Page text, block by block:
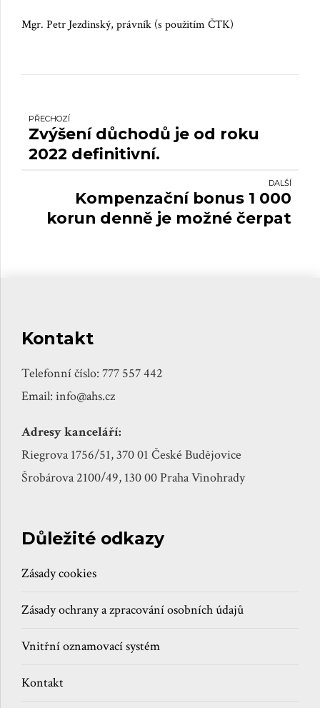
Mgr. Petr Jezdinský, právník (s použitím ČTK)
PŘECHOZÍ
Zvýšení důchodů je od roku
2022 definitivní.
DALŠÍ
Kompenzační bonus 1 000
korun denně je možné čerpat
Kontakt
Telefonní číslo: 777 557 442
Email: info@ahs.cz
Adresy kanceláří:
Riegrova 1756/51, 370 01 České Budějovice
Šrobárova 2100/49, 130 00 Praha Vinohrady
Důležité odkazy
Zásady cookies
Zásady ochrany a zpracování osobních údajů
Vnitřní oznamovací systém
Kontakt